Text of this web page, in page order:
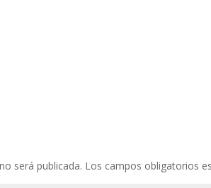
será publicada. Los campos obligatorios